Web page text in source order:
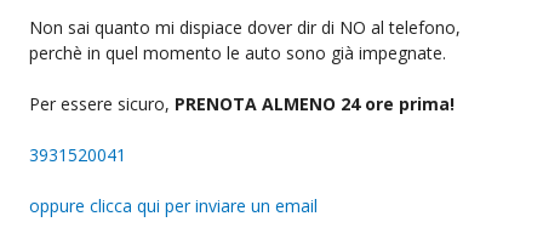
Non sai quanto mi dispiace dover dir di NO al telefono,
perchè in quel momento le auto sono già impegnate.
Per essere sicuro, PRENOTA ALMENO 24 ore prima!
3931520041
oppure clicca qui per inviare un email